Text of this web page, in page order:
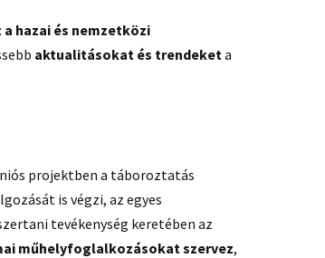
hazai és nemzetközi
aktualitásokat és trendeket a
projektben a táboroztatás
is végzi, az egyes
tevékenység keretében az
műhelyfoglalkozásokat szervez,